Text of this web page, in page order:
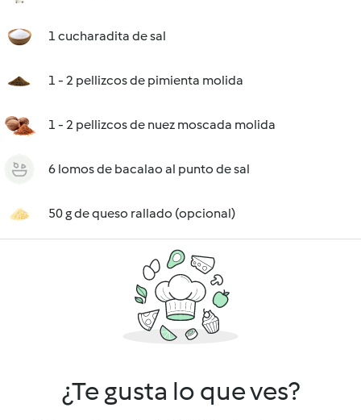
1 cucharadita de sal
1 - 2 pellizcos de pimienta molida
1 - 2 pellizcos de nuez moscada molida
6 lomos de bacalao al punto de sal
50 g de queso rallado (opcional)
¿Te gusta lo que ves?